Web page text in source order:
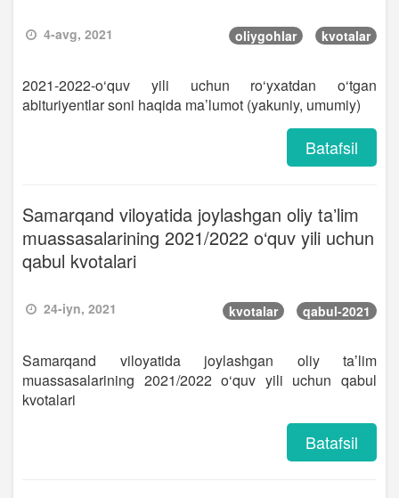
4-avg, 2021 oliygohlar kvotalar
2021-2022-o‘quv yili uchun ro‘yxatdan o‘tgan
abituriyentlar soni haqida ma’lumot (yakuniy, umumiy)
Batafsil
Samarqand viloyatida joylashgan oliy taʼlim
muassasalarining 2021/2022 o‘quv yili uchun
qabul kvotalari
24-iyn, 2021 kvotalar qabul-2021
Samarqand viloyatida joylashgan oliy taʼlim
muassasalarining 2021/2022 o‘quv yili uchun qabul
kvotalari
Batafsil